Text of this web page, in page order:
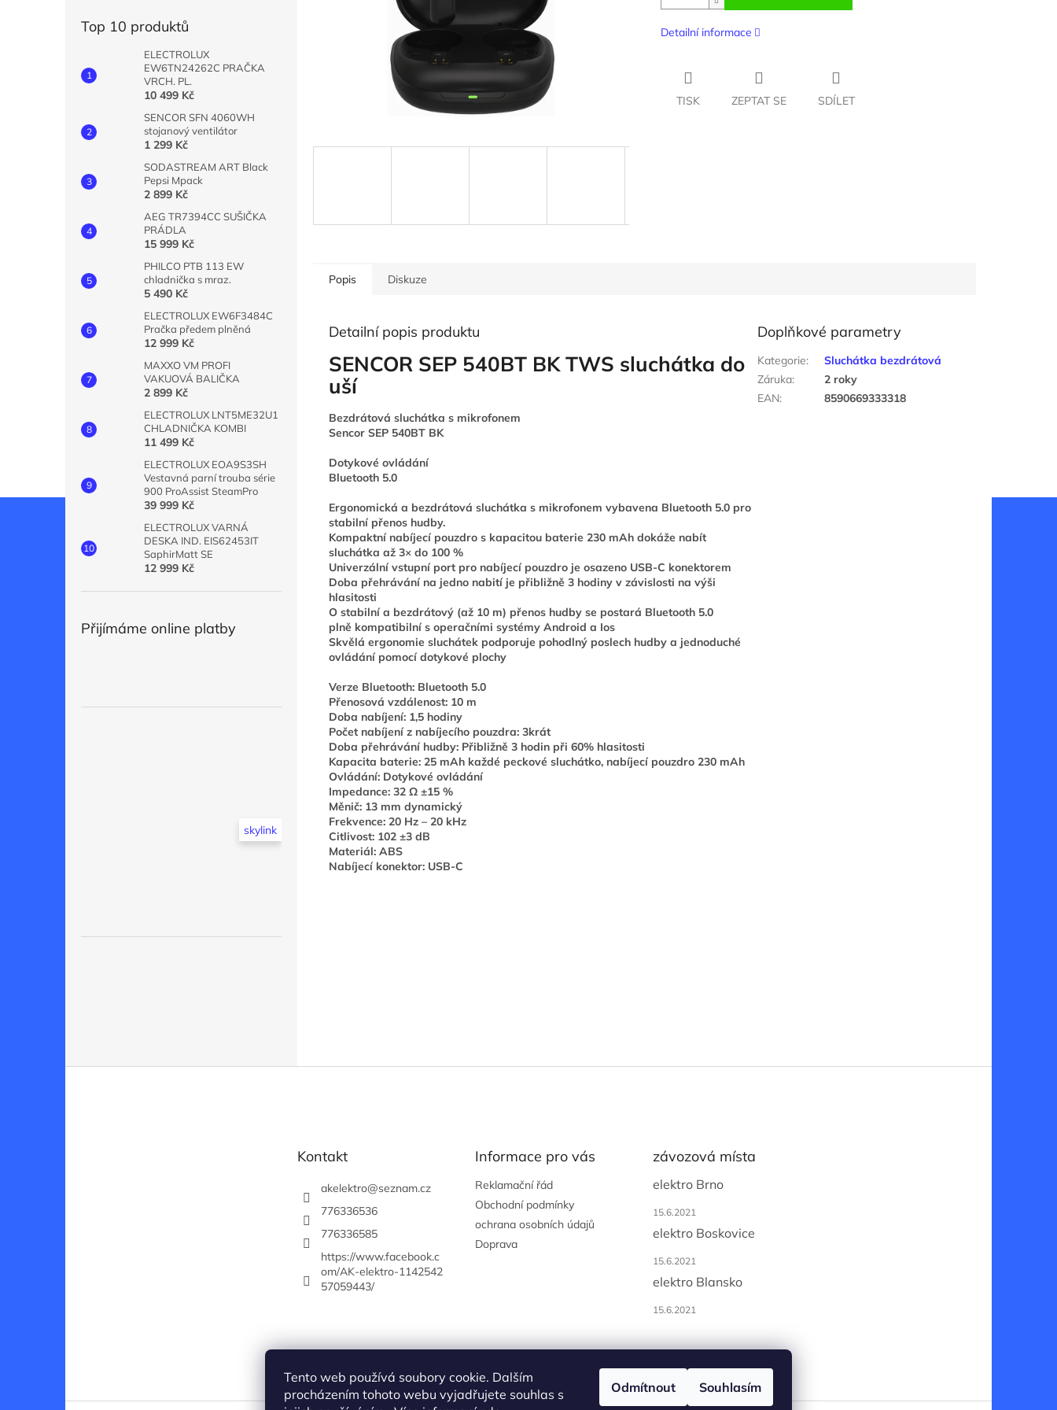
Tento web používá soubory cookie. Dalším
procházením tohoto webu vyjadřujete souhlas s
Odmítnout Souhlasím
Top 10 produktů
ELECTROLUX
EW6TN24262C PRAČKA
VRCH. PL.
10 499 Kč
SENCOR SFN 4060WH
stojanový ventilátor
1 299 Kč
SODASTREAM ART Black
Pepsi Mpack
2 899 Kč
AEG TR7394CC SUŠIČKA
PRÁDLA
15 999 Kč
PHILCO PTB 113 EW
chladnička s mraz.
5 490 Kč
ELECTROLUX EW6F3484C
Pračka předem plněná
12 999 Kč
MAXXO VM PROFI
VAKUOVÁ BALIČKA
2 899 Kč
ELECTROLUX LNT5ME32U1
CHLADNIČKA KOMBI
11 499 Kč
ELECTROLUX EOA9S3SH
Vestavná parní trouba série
900 ProAssist SteamPro
39 999 Kč
ELECTROLUX VARNÁ
DESKA IND. EIS62453IT
SaphirMatt SE
12 999 Kč
Přijímáme online platby
skylink
Detailní informace
TISK ZEPTAT SE SDÍLET
Popis Diskuze
Detailní popis produktu
SENCOR SEP 540BT BK TWS sluchátka do
uší
Bezdrátová sluchátka s mikrofonem
Sencor SEP 540BT BK
Dotykové ovládání
Bluetooth 5.0
Ergonomická a bezdrátová sluchátka s mikrofonem vybavena Bluetooth 5.0 pro
stabilní přenos hudby.
Kompaktní nabíjecí pouzdro s kapacitou baterie 230 mAh dokáže nabít
sluchátka až 3× do 100 %
Univerzální vstupní port pro nabíjecí pouzdro je osazeno USB-C konektorem
Doba přehrávání na jedno nabití je přibližně 3 hodiny v závislosti na výši
hlasitosti
O stabilní a bezdrátový (až 10 m) přenos hudby se postará Bluetooth 5.0
plně kompatibilní s operačními systémy Android a Ios
Skvělá ergonomie sluchátek podporuje pohodlný poslech hudby a jednoduché
ovládání pomocí dotykové plochy
Verze Bluetooth: Bluetooth 5.0
Přenosová vzdálenost: 10 m
Doba nabíjení: 1,5 hodiny
Počet nabíjení z nabíjecího pouzdra: 3krát
Doba přehrávání hudby: Přibližně 3 hodin při 60% hlasitosti
Kapacita baterie: 25 mAh každé peckové sluchátko, nabíjecí pouzdro 230 mAh
Ovládání: Dotykové ovládání
Impedance: 32 Ω ±15 %
Měnič: 13 mm dynamický
Frekvence: 20 Hz – 20 kHz
Citlivost: 102 ±3 dB
Materiál: ABS
Nabíjecí konektor: USB-C
Doplňkové parametry
Kategorie:
Sluchátka bezdrátová
Záruka:
2 roky
EAN: 8590669333318
Kontakt
akelektro@seznam.cz
776336536
776336585
https://www.facebook.c
om/AK-elektro-1142542
57059443/
Informace pro vás
Reklamační řád
Obchodní podmínky
ochrana osobních údajů
Doprava
závozová místa
elektro Brno
15.6.2021
elektro Boskovice
15.6.2021
elektro Blansko
15.6.2021